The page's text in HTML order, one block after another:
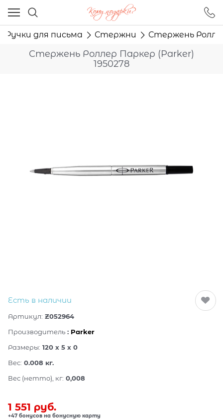
Ручки для письма Стержни Стержень
Стержень Роллер Паркер (Parker)
1950278
Есть в наличии
Артикул: Z052964
Производитель : Parker
Размеры: 120 x 5 x 0
Вес: 0.008 кг.
Вес (нетто), кг: 0,008
1 551 руб.
+47 бонусов на бонусную карту
Ваш город - Москва,
угадали?
ДА НЕТ